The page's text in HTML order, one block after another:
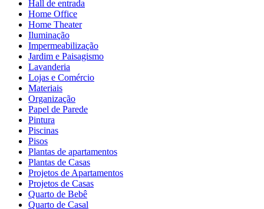
Hall de entrada
Home Office
Home Theater
Iluminação
Impermeabilização
Jardim e Paisagismo
Lavanderia
Lojas e Comércio
Materiais
Organização
Papel de Parede
Pintura
Piscinas
Pisos
Plantas de apartamentos
Plantas de Casas
Projetos de Apartamentos
Projetos de Casas
Quarto de Bebê
Quarto de Casal